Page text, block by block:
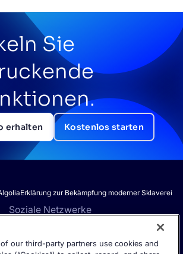
Sie
erhalten Kostenlos starten
Erklärung zur Bekämpfung moderner Sklaverei
Soziale Netzwerke
our third-party partners use cookies and